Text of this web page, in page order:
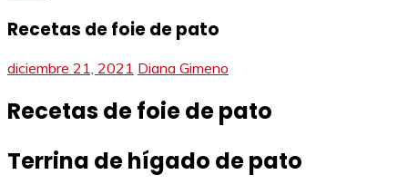
Recetas de foie de pato
diciembre 21, 2021 Diana Gimeno
Recetas de foie de pato
Terrina de hígado de pato